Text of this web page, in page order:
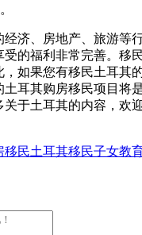
经济、房地产、旅游等
受的福利非常完善。移
，如果您有移民土耳其
土耳其购房移民项目将
关于土耳其的内容，欢
移民土耳其移民子女教